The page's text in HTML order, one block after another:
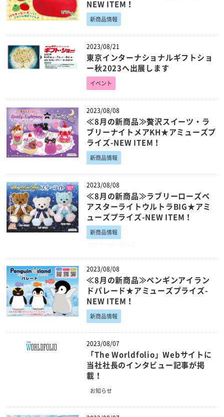
NEW ITEM！
新商品情報
2023/08/21
東京インターナショナルギフトショ
ー秋2023へ出展します
イベント
2023/08/08
≪8月の新商品≫贅沢スイーツ・ラ
ブリーナイトメアKH★アミューズプ
ライズ-NEW ITEM！
新商品情報
2023/08/08
≪8月の新商品≫ラブリーローズベ
アスターライトウルトラBIG★アミ
ューズプライズ-NEW ITEM！
新商品情報
2023/08/08
≪8月の新商品≫ペンギンアイラン
ドパレード★アミューズプライズ-
NEW ITEM！
新商品情報
2023/08/07
「The Worldfolio」Webサイトに
当社社長のインタビュー記事が掲
載！
お知らせ